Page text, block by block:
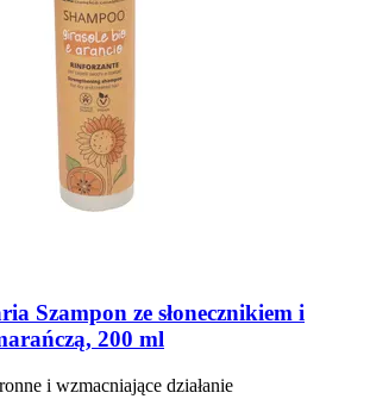
Szampon ze słonecznikiem i
200 ml
i wzmacniające działanie